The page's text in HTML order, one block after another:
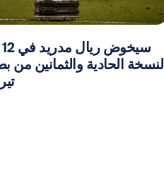
النسخة الحادية والثمانين